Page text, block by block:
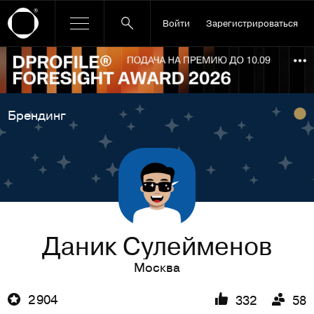
Войти Зарегистрироваться
Ссылка баннера
Брендинг
Даник Сулейменов
Москва
2 904
332 58